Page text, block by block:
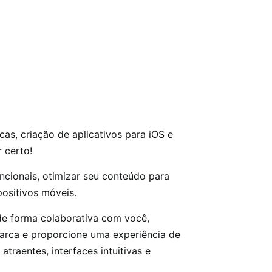
criação de aplicativos para iOS e
certo!
otimizar seu conteúdo para
móveis.
forma colaborativa com você,
e proporcione uma experiência de
interfaces intuitivas e